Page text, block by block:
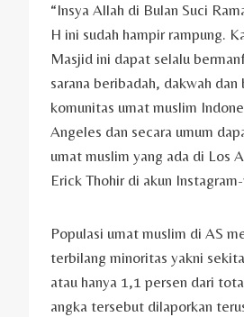
“Insya Allah di Bulan Suci
H ini sudah hampir rampung.
Masjid ini dapat selalu
sarana beribadah, dakwah
komunitas umat muslim
Angeles dan secara umum
umat muslim yang ada di Los
Erick Thohir di akun
Populasi umat muslim di AS
terbilang minoritas yakni
atau hanya 1,1 persen dari
angka tersebut dilaporkan